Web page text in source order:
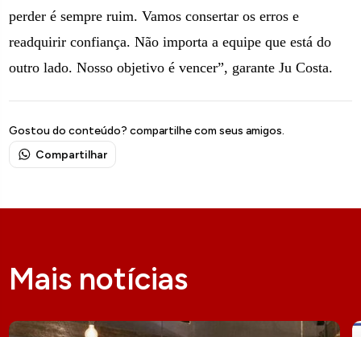
perder é sempre ruim. Vamos consertar os erros e
readquirir confiança. Não importa a equipe que está do
outro lado. Nosso objetivo é vencer”, garante Ju Costa.
Gostou do conteúdo? compartilhe com seus amigos.
Compartilhar
Mais notícias